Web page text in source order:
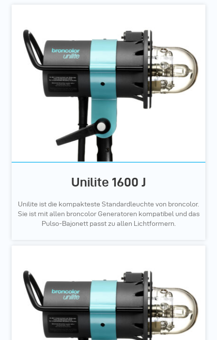
Unilite 1600 J
Unilite ist die kompakteste Standardleuchte von broncolor.
Sie ist mit allen broncolor Generatoren kompatibel und das
Pulso-Bajonett passt zu allen Lichtformern.